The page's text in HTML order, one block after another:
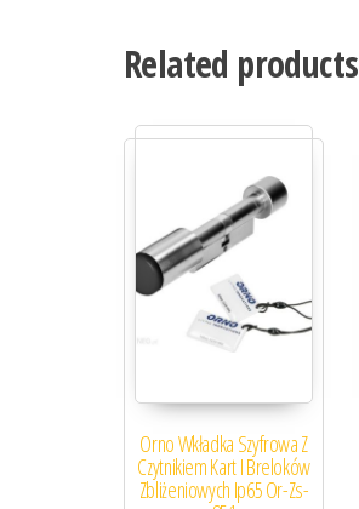
Related products
Orno Wkładka Szyfrowa Z
Czytnikiem Kart I Breloków
Zbliżeniowych Ip65 Or-Zs-